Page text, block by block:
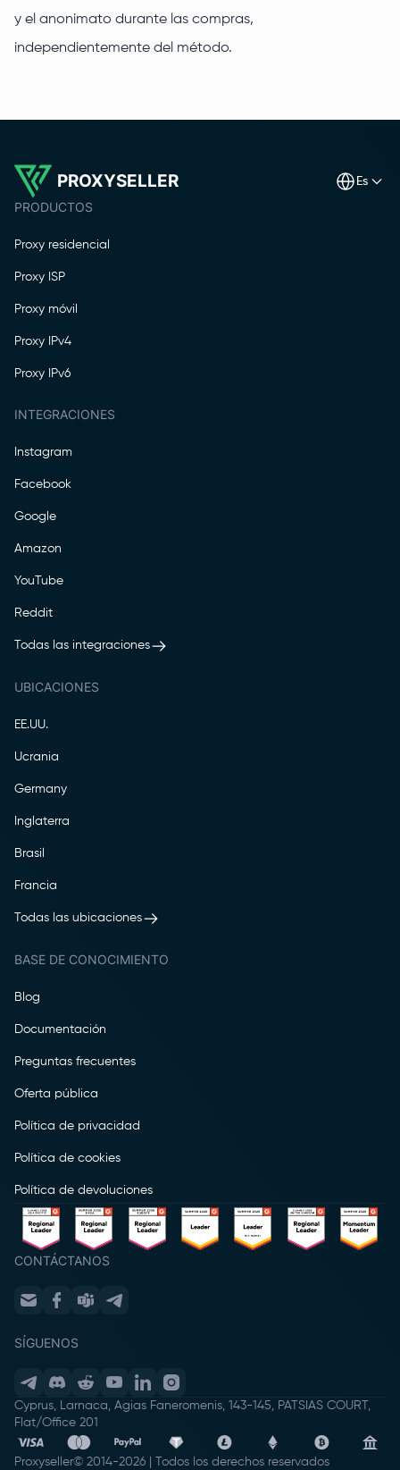
y el anonimato durante las compras,
independientemente del método.
PROXYSELLER es
PRODUCTOS
Proxy residencial
Proxy ISP
Proxy móvil
Proxy IPv4
Proxy IPv6
INTEGRACIONES
Instagram
Facebook
Google
Amazon
YouTube
Reddit
Todas las integraciones
UBICACIONES
EE.UU.
Ucrania
Germany
Inglaterra
Brasil
Francia
Todas las ubicaciones
BASE DE CONOCIMIENTO
Blog
Documentación
Preguntas frecuentes
Oferta pública
Política de privacidad
Política de cookies
Política de devoluciones
CONTÁCTANOS
SÍGUENOS
Cyprus, Larnaca, Agias Faneromenis, 143-145, PATSIAS COURT,
Flat/Office 201
Proxyseller© 2014-2026 Todos los derechos reservados